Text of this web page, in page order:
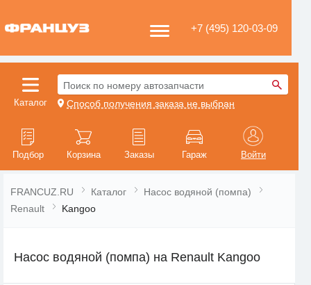
+7 (495) 120-03-09
Каталог
Поиск по номеру автозапчасти
Способ получения заказа не выбран
Подбор Корзина Заказы Гараж Войти
FRANCUZ.RU Каталог
Насос водяной (помпа)
Renault
Kangoo
Насос водяной (помпа) на Renault Kangoo